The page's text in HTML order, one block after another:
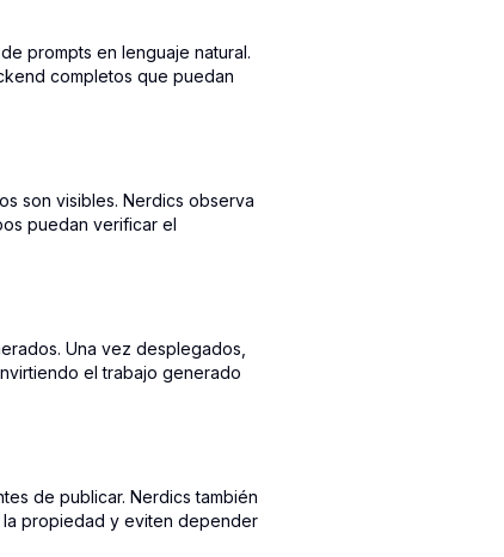
prompts en lenguaje natural.
completos que puedan
son visibles. Nerdics observa
puedan verificar el
Una vez desplegados,
el trabajo generado
de publicar. Nerdics también
propiedad y eviten depender